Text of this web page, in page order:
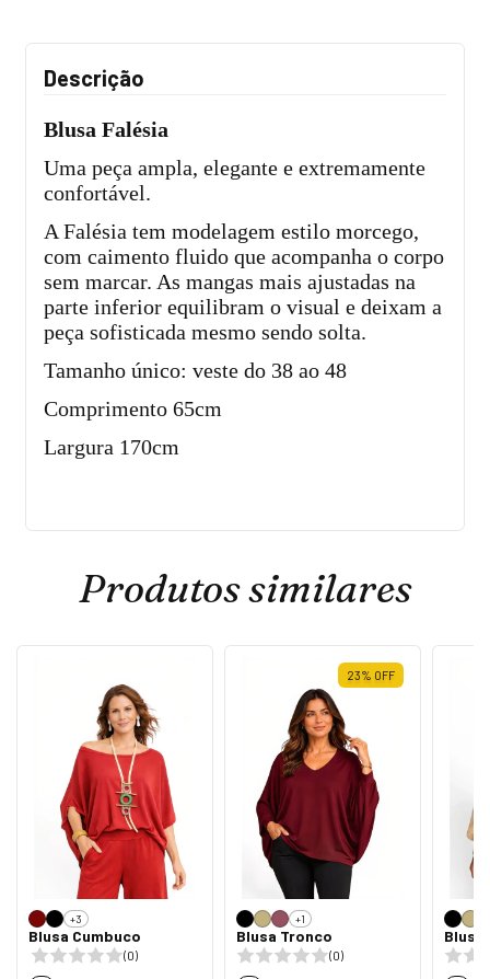
Descrição
Blusa Falésia
Uma peça ampla, elegante e extremamente
confortável.
A Falésia tem modelagem estilo morcego,
com caimento fluido que acompanha o corpo
sem marcar. As mangas mais ajustadas na
parte inferior equilibram o visual e deixam a
peça sofisticada mesmo sendo solta.
Tamanho único: veste do 38 ao 48
Comprimento 65cm
Largura 170cm
Produtos similares
+3
Blusa Cumbuco
(0)
23% OFF
+1
Blusa Tronco
(0)
Blusa